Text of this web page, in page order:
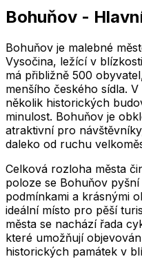
Bohuňov -
Bohuňov je malebné
Vysočina, ležící v
má přibližně 500
menšího českého sídla.
několik historických
minulost. Bohuňov je
atraktivní pro
daleko od ruchu
Celková rozloha města
poloze se Bohuňov
podmínkami a krásnými
ideální místo pro pěší
města se nachází řada
které umožňují
historických památek v